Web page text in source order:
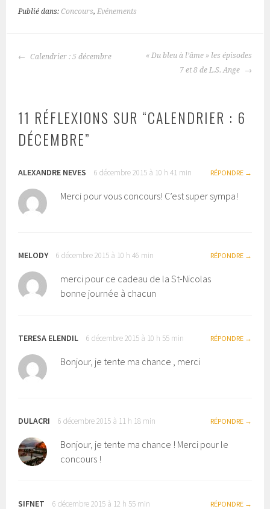
Publié dans:Concours,Evénements
Calendrier : 5 décembre
« Du bleu à l’âme » les épisodes
7 et 8 de L.S. Ange
11 RÉFLEXIONS SUR “CALENDRIER : 6
DÉCEMBRE”
ALEXANDRE NEVES 6 décembre 2015 à 10 h 41 min RÉPONDRE
Merci pour vous concours! C’est super sympa!
MELODY 6 décembre 2015 à 10 h 46 min RÉPONDRE
merci pour ce cadeau de la St-Nicolas
bonne journée à chacun
TERESA ELENDIL 6 décembre 2015 à 10 h 55 min RÉPONDRE
Bonjour, je tente ma chance , merci
DULACRI 6 décembre 2015 à 11 h 18 min RÉPONDRE
Bonjour, je tente ma chance ! Merci pour le
concours !
SIFNET 6 décembre 2015 à 12 h 55 min RÉPONDRE